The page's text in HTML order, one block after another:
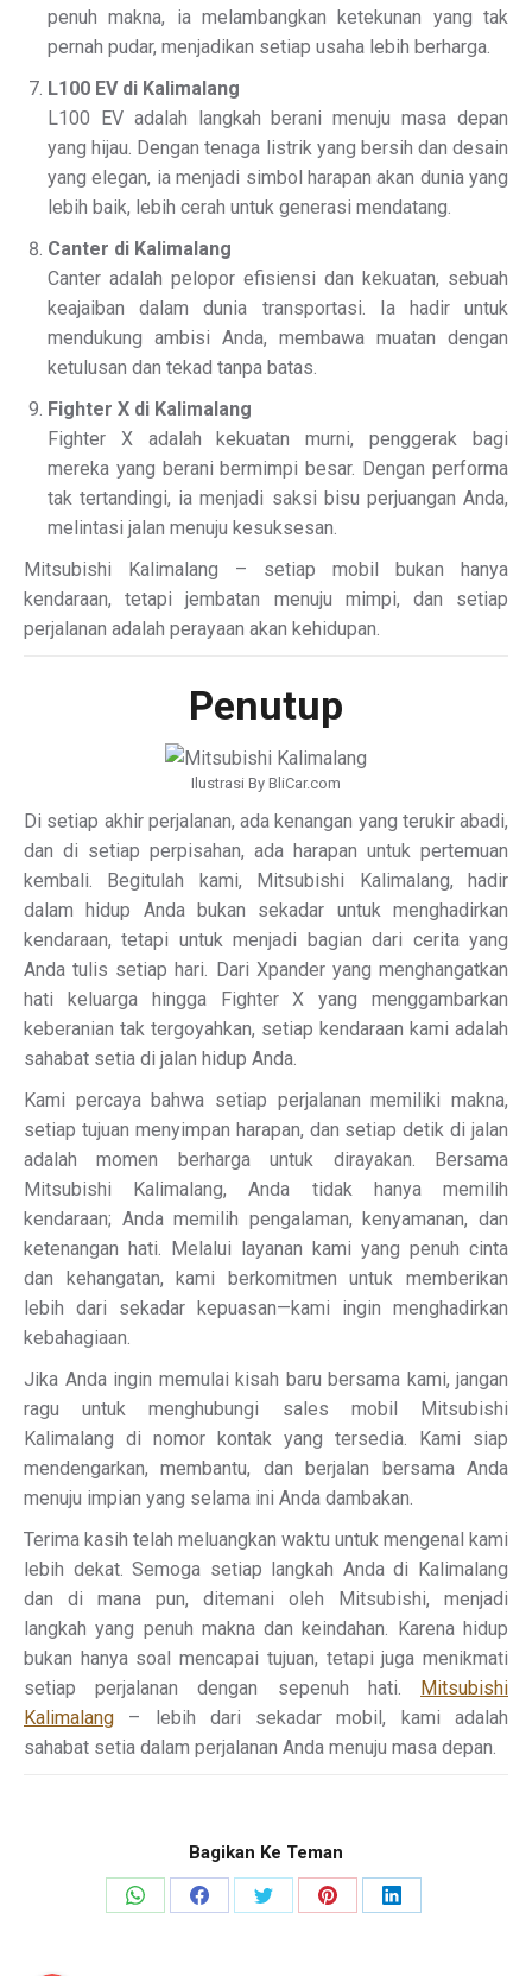
penuh makna, ia melambangkan ketekunan yang tak
pernah pudar, menjadikan setiap usaha lebih berharga.
L100 EV di Kalimalang
L100 EV adalah langkah berani menuju masa depan
yang hijau. Dengan tenaga listrik yang bersih dan desain
yang elegan, ia menjadi simbol harapan akan dunia yang
lebih baik, lebih cerah untuk generasi mendatang.
Canter di Kalimalang
Canter adalah pelopor efisiensi dan kekuatan, sebuah
keajaiban dalam dunia transportasi. Ia hadir untuk
mendukung ambisi Anda, membawa muatan dengan
ketulusan dan tekad tanpa batas.
Fighter X di Kalimalang
Fighter X adalah kekuatan murni, penggerak bagi
mereka yang berani bermimpi besar. Dengan performa
tak tertandingi, ia menjadi saksi bisu perjuangan Anda,
melintasi jalan menuju kesuksesan.
Mitsubishi Kalimalang – setiap mobil bukan hanya
kendaraan, tetapi jembatan menuju mimpi, dan setiap
perjalanan adalah perayaan akan kehidupan.
Penutup
Ilustrasi By BliCar.com
Di setiap akhir perjalanan, ada kenangan yang terukir abadi,
dan di setiap perpisahan, ada harapan untuk pertemuan
kembali. Begitulah kami, Mitsubishi Kalimalang, hadir
dalam hidup Anda bukan sekadar untuk menghadirkan
kendaraan, tetapi untuk menjadi bagian dari cerita yang
Anda tulis setiap hari. Dari Xpander yang menghangatkan
hati keluarga hingga Fighter X yang menggambarkan
keberanian tak tergoyahkan, setiap kendaraan kami adalah
sahabat setia di jalan hidup Anda.
Kami percaya bahwa setiap perjalanan memiliki makna,
setiap tujuan menyimpan harapan, dan setiap detik di jalan
adalah momen berharga untuk dirayakan. Bersama
Mitsubishi Kalimalang, Anda tidak hanya memilih
kendaraan; Anda memilih pengalaman, kenyamanan, dan
ketenangan hati. Melalui layanan kami yang penuh cinta
dan kehangatan, kami berkomitmen untuk memberikan
lebih dari sekadar kepuasan—kami ingin menghadirkan
kebahagiaan.
Jika Anda ingin memulai kisah baru bersama kami, jangan
ragu untuk menghubungi sales mobil Mitsubishi
Kalimalang di nomor kontak yang tersedia. Kami siap
mendengarkan, membantu, dan berjalan bersama Anda
menuju impian yang selama ini Anda dambakan.
Terima kasih telah meluangkan waktu untuk mengenal kami
lebih dekat. Semoga setiap langkah Anda di Kalimalang
dan di mana pun, ditemani oleh Mitsubishi, menjadi
langkah yang penuh makna dan keindahan. Karena hidup
bukan hanya soal mencapai tujuan, tetapi juga menikmati
setiap perjalanan dengan sepenuh hati. Mitsubishi
Kalimalang – lebih dari sekadar mobil, kami adalah
sahabat setia dalam perjalanan Anda menuju masa depan.
Bagikan Ke Teman
Share
Share
Share
Share
Share